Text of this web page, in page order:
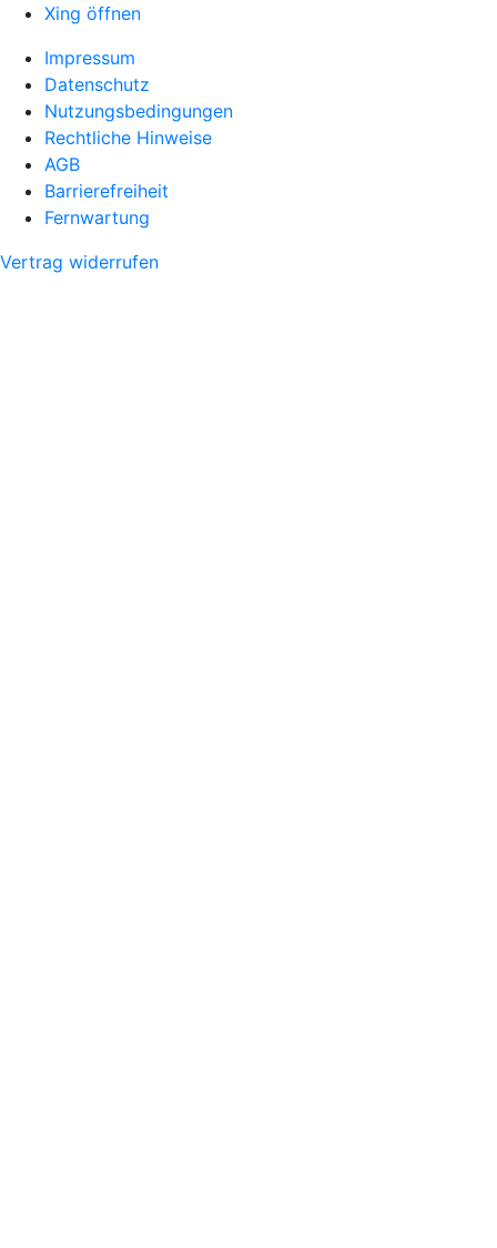
Xing öffnen
Impressum
Datenschutz
Nutzungsbedingungen
Rechtliche Hinweise
AGB
Barrierefreiheit
Fernwartung
Vertrag widerrufen